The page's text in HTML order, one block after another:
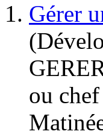
1. Gérer
ou chef